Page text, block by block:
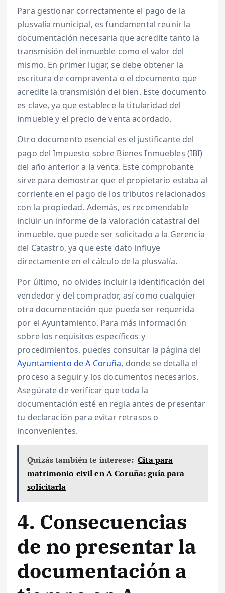
Para gestionar correctamente el pago de la
plusvalía municipal, es fundamental reunir la
documentación necesaria que acredite tanto la
transmisión del inmueble como el valor del
mismo. En primer lugar, se debe obtener la
escritura de compraventa o el documento que
acredite la transmisión del bien. Este documento
es clave, ya que establece la titularidad del
inmueble y el precio de venta acordado.
Otro documento esencial es el justificante del
pago del Impuesto sobre Bienes Inmuebles (IBI)
del año anterior a la venta. Este comprobante
sirve para demostrar que el propietario estaba al
corriente en el pago de los tributos relacionados
con la propiedad. Además, es recomendable
incluir un informe de la valoración catastral del
inmueble, que puede ser solicitado a la Gerencia
del Catastro, ya que este dato influye
directamente en el cálculo de la plusvalía.
Por último, no olvides incluir la identificación del
vendedor y del comprador, así como cualquier
otra documentación que pueda ser requerida
por el Ayuntamiento. Para más información
sobre los requisitos específicos y
procedimientos, puedes consultar la página del
Ayuntamiento de A Coruña, donde se detalla el
proceso a seguir y los documentos necesarios.
Asegúrate de verificar que toda la
documentación esté en regla antes de presentar
tu declaración para evitar retrasos o
inconvenientes.
Quizás también te interese: Cita para
matrimonio civil en A Coruña: guía para
solicitarla
4. Consecuencias
de no presentar la
documentación a